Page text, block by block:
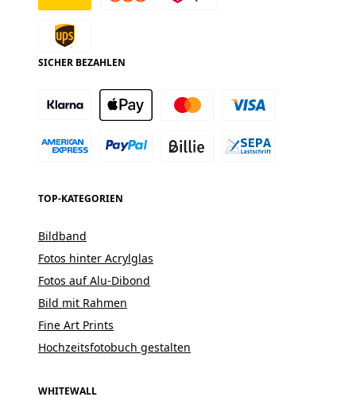
SICHER BEZAHLEN
TOP-KATEGORIEN
Bildband
Fotos hinter Acrylglas
Fotos auf Alu-Dibond
Bild mit Rahmen
Fine Art Prints
Hochzeitsfotobuch gestalten
WHITEWALL